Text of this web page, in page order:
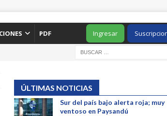
PDF Ingresar
ÚLTIMAS NOTICIAS
Sur del país bajo alerta roja; muy
ventoso en Paysandú